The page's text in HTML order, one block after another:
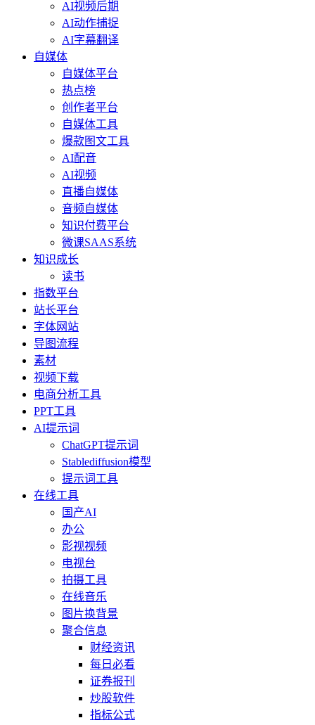
AI视频后期
AI动作捕捉
AI字幕翻译
自媒体
自媒体平台
热点榜
创作者平台
自媒体工具
爆款图文工具
AI配音
AI视频
直播自媒体
音频自媒体
知识付费平台
微课SAAS系统
知识成长
读书
指数平台
站长平台
字体网站
导图流程
素材
视频下载
电商分析工具
PPT工具
AI提示词
ChatGPT提示词
Stablediffusion模型
提示词工具
在线工具
国产AI
办公
影视视频
电视台
拍摄工具
在线音乐
图片换背景
聚合信息
财经资讯
每日必看
证券报刊
炒股软件
指标公式